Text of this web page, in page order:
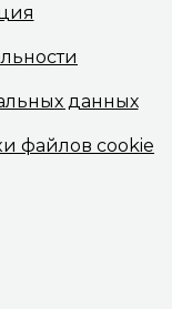
данных
файлов cookie